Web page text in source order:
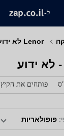
ל-
‏ Lenor לא ידוע
פותחים את הקיץ
פופולאריות